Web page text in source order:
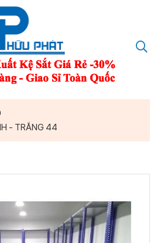
- TRẮNG 44